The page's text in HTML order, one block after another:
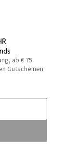
ab € 75
Gutscheinen